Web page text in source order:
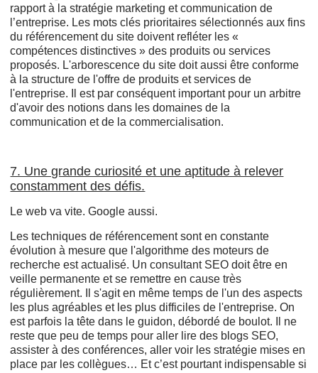
rapport à la stratégie marketing et communication de
l’entreprise. Les mots clés prioritaires sélectionnés aux fins
du référencement du site doivent refléter les «
compétences distinctives » des produits ou services
proposés. L'arborescence du site doit aussi être conforme
à la structure de l'offre de produits et services de
l'entreprise. Il est par conséquent important pour un arbitre
d'avoir des notions dans les domaines de la
communication et de la commercialisation.
7. Une grande curiosité et une aptitude à relever
constamment des défis.
Le web va vite. Google aussi.
Les techniques de référencement sont en constante
évolution à mesure que l'algorithme des moteurs de
recherche est actualisé. Un consultant SEO doit être en
veille permanente et se remettre en cause très
régulièrement. Il s'agit en même temps de l'un des aspects
les plus agréables et les plus difficiles de l'entreprise. On
est parfois la tête dans le guidon, débordé de boulot. Il ne
reste que peu de temps pour aller lire des blogs SEO,
assister à des conférences, aller voir les stratégie mises en
place par les collègues… Et c’est pourtant indispensable si